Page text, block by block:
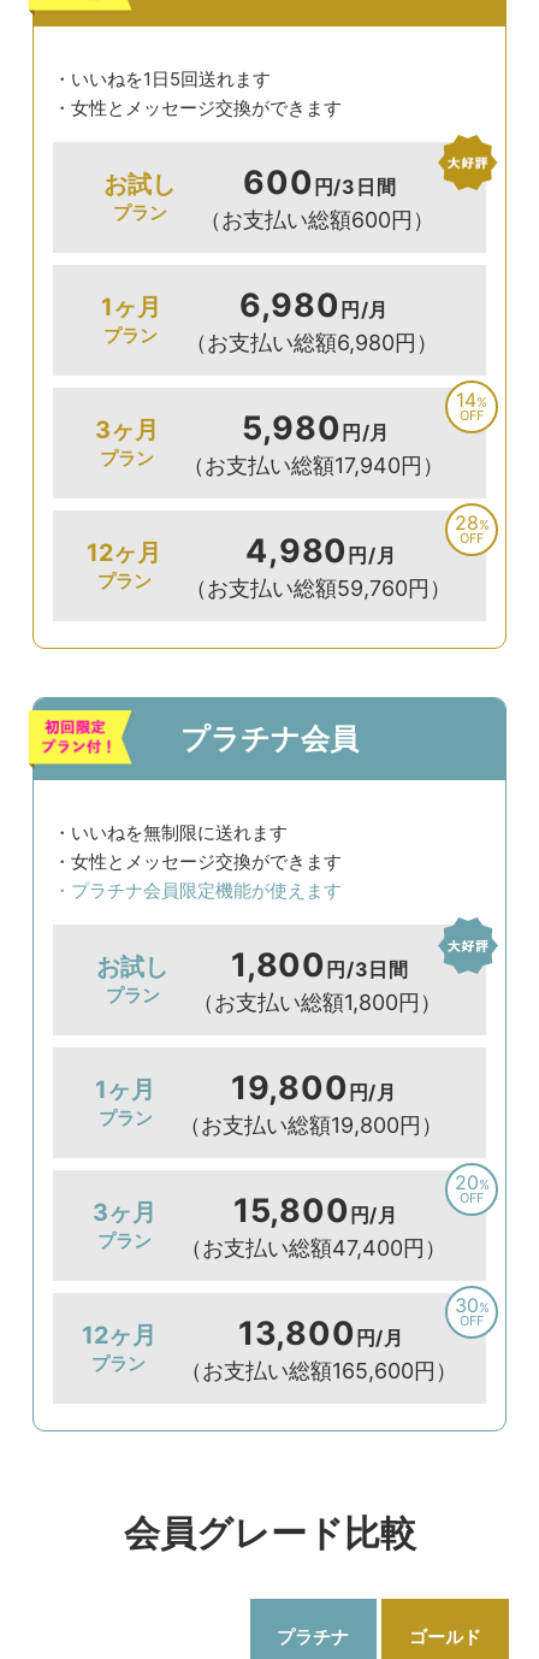
・いいねを1日5回送れます
・女性とメッセージ交換ができます
お試し
プラン
600 円/3日間
（お支払い総額600円）
1ヶ月
プラン
6,980 円/月
（お支払い総額6,980円）
3ヶ月
プラン
5,980 円/月
（お支払い総額17,940円）
14%
OFF
12ヶ月
プラン
4,980 円/月
（お支払い総額59,760円）
28%
OFF
プラチナ会員
・いいねを無制限に送れます
・女性とメッセージ交換ができます
・プラチナ会員限定機能が使えます
お試し
プラン
1,800 円/3日間
（お支払い総額1,800円）
1ヶ月
プラン
19,800 円/月
（お支払い総額19,800円）
3ヶ月
プラン
15,800 円/月
（お支払い総額47,400円）
20%
OFF
12ヶ月
プラン
13,800 円/月
（お支払い総額165,600円）
30%
OFF
会員グレード比較
プラチナ ゴールド